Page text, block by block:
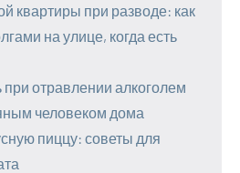
квартиры при разводе: как
на улице, когда есть
отравлении алкоголем
человеком дома
пиццу: советы для